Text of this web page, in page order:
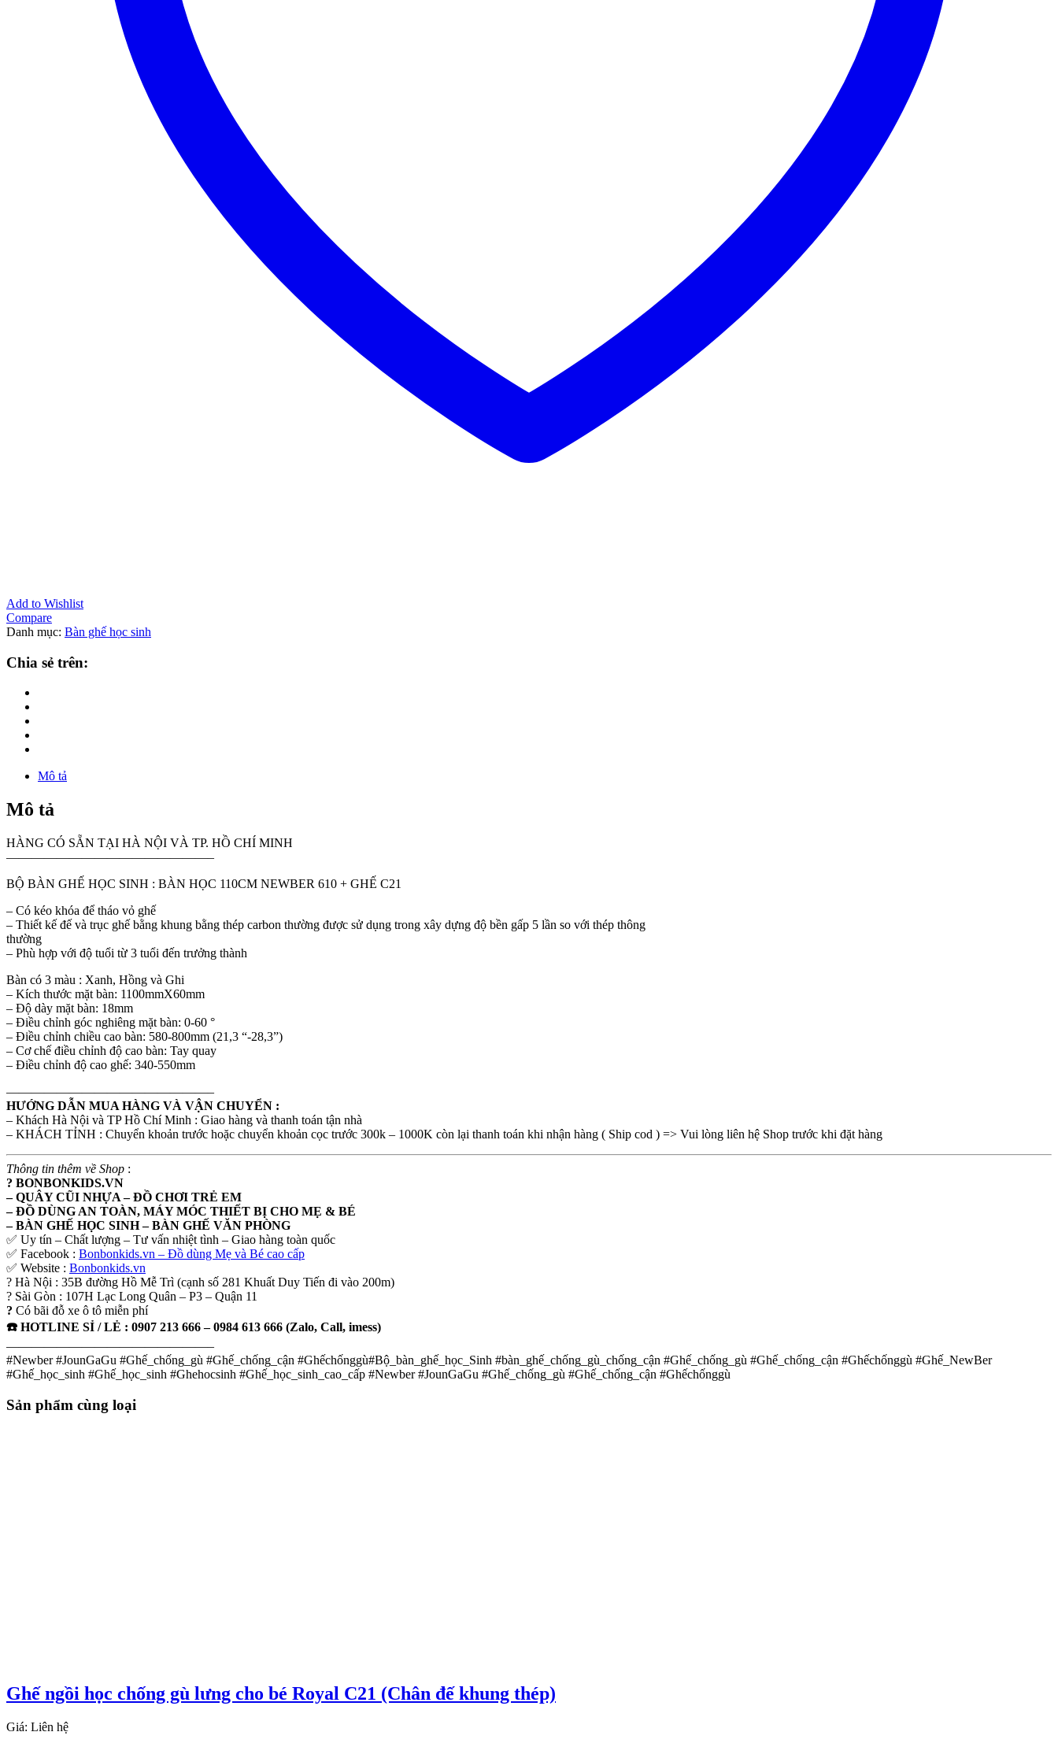
Add to Wishlist
Compare
Danh mục: Bàn ghế học sinh
Chia sẻ trên:
Mô tả
Mô tả
HÀNG CÓ SẴN TẠI HÀ NỘI VÀ TP. HỒ CHÍ MINH
————————————————–
BỘ BÀN GHẾ HỌC SINH : BÀN HỌC 110CM NEWBER 610 + GHẾ C21
– Có kéo khóa để tháo vỏ ghế
– Thiết kế đế và trục ghế bằng khung bằng thép carbon thường được sử dụng trong xây dựng độ bền gấp 5 lần so với thép thông
thường
– Phù hợp với độ tuổi từ 3 tuổi đến trưởng thành
Bàn có 3 màu : Xanh, Hồng và Ghi
– Kích thước mặt bàn: 1100mmX60mm
– Độ dày mặt bàn: 18mm
– Điều chỉnh góc nghiêng mặt bàn: 0-60 °
– Điều chỉnh chiều cao bàn: 580-800mm (21,3 “-28,3”)
– Cơ chế điều chỉnh độ cao bàn: Tay quay
– Điều chỉnh độ cao ghế: 340-550mm
————————————————–
HƯỚNG DẪN MUA HÀNG VÀ VẬN CHUYỂN :
– Khách Hà Nội và TP Hồ Chí Minh : Giao hàng và thanh toán tận nhà
– KHÁCH TỈNH : Chuyển khoản trước hoặc chuyển khoản cọc trước 300k – 1000K còn lại thanh toán khi nhận hàng ( Ship cod ) => Vui lòng liên hệ Shop trước khi đặt hàng
Thông tin thêm về Shop :
? BONBONKIDS.VN
– QUÂY CŨI NHỰA – ĐỒ CHƠI TRẺ EM
– ĐỒ DÙNG AN TOÀN, MÁY MÓC THIẾT BỊ CHO MẸ & BÉ
– BÀN GHẾ HỌC SINH – BÀN GHẾ VĂN PHÒNG
✅ Uy tín – Chất lượng – Tư vấn nhiệt tình – Giao hàng toàn quốc
✅ Facebook : Bonbonkids.vn – Đồ dùng Mẹ và Bé cao cấp
✅ Website : Bonbonkids.vn
? Hà Nội : 35B đường Hồ Mễ Trì (cạnh số 281 Khuất Duy Tiến đi vào 200m)
? Sài Gòn : 107H Lạc Long Quân – P3 – Quận 11
? Có bãi đỗ xe ô tô miễn phí
☎️ HOTLINE SỈ / LẺ : 0907 213 666 – 0984 613 666 (Zalo, Call, imess)
————————————————–
#Newber #JounGaGu #Ghế_chống_gù #Ghế_chống_cận #Ghếchốnggù#Bộ_bàn_ghế_học_Sinh #bàn_ghế_chống_gù_chống_cận #Ghế_chống_gù #Ghế_chống_cận #Ghếchốnggù #Ghế_NewBer
#Ghế_học_sinh #Ghế_học_sinh #Ghehocsinh #Ghế_học_sinh_cao_cấp #Newber #JounGaGu #Ghế_chống_gù #Ghế_chống_cận #Ghếchốnggù
Sản phẩm cùng loại
Ghế ngồi học chống gù lưng cho bé Royal C21 (Chân đế khung thép)
Giá: Liên hệ